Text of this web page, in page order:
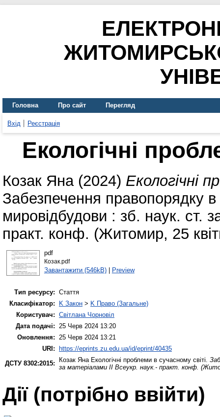
Головна Про сайт Перегляд
Вхід Реєстрація
Екологічні
Козак Яна(2024) Екологічні
Забезпечення правопорядку
мировідбудови : зб. наук. ст.
практ. конф. (Житомир, 25
pdf
Козак.pdf
Завантажити (546kB)| Preview
Тип ресурсу: Стаття
Класифікатор:
K Закон > K Право (Загальне)
Користувач: Світлана Чорновіл
Дата подачі: 25 Черв 2024 13:20
Оновлення: 25 Черв 2024 13:21
URI:
https://eprints.zu.edu.ua/id/eprint/40435
ДСТУ 8302:2015:
Козак ЯнаЕкологічні проблеми в сучасному світі.
за матеріалами ІІ Всеукр. наук.- практ. конф.
Дії ​​(потрібно ввійти)